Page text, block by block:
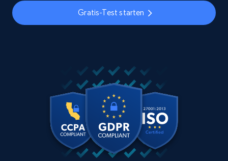
Gratis-Test starten